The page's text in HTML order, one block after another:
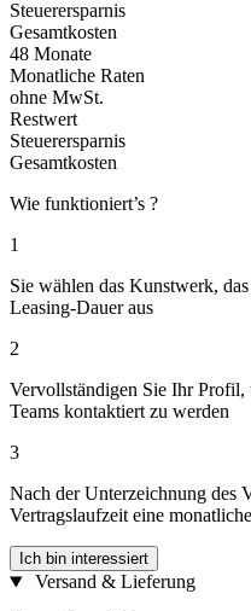
Steuerersparnis
Gesamtkosten
48 Monate
Monatliche Raten
ohne MwSt.
Restwert
Steuerersparnis
Gesamtkosten
Wie funktioniert’s ?
1
Sie wählen das Kunstwerk,
Leasing-Dauer aus
2
Vervollständigen Sie Ihr
Teams kontaktiert zu werden
3
Nach der Unterzeichnung des
Vertragslaufzeit eine
Ich bin interessiert
Versand & Lieferung